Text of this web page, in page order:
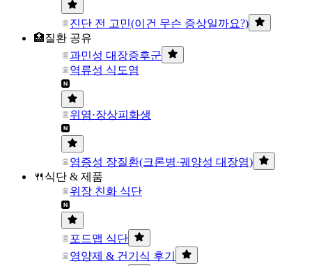
진단 전 고민(이건 무슨 증상일까요?)
🏥질환 공유
과민성 대장증후군
역류성 식도염
위염·장상피화생
염증성 장질환(크론병·궤양성 대장염)
🍴식단 & 제품
위장 친화 식단
포드맵 식단
영양제 & 건기식 후기